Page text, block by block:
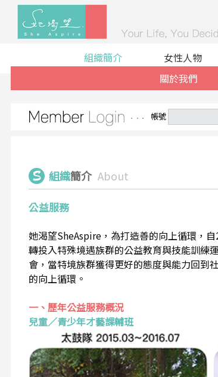
組織簡介
關於我們
女性人物
帳號
組織簡介 About
公益服務
她渴望SheAspire，為打造善的向上循環，
轉投入特殊境遇族群的公益教育與技能訓練
會，當特境族群獲得更好的態度與能力回到
的向上循環。
一、歷年公益服務概況
兒童／青少年才藝課輔班